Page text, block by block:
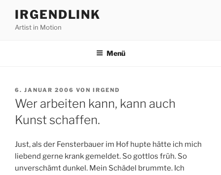
Inhalt
springen
IRGENDLINK
Artist in Motion
Menü
VERÖFFENTLICHT
AM
6. JANUAR 2006 VON IRGEND
Wer arbeiten kann, kann auch
Kunst schaffen.
Just, als der Fensterbauer im Hof hupte hätte ich mich
liebend gerne krank gemeldet. So gottlos früh. So
unverschämt dunkel. Mein Schädel brummte. Ich